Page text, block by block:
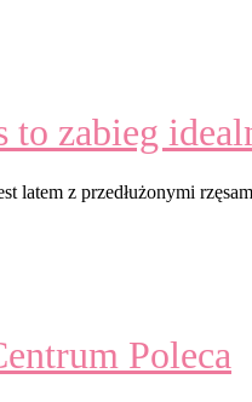
to zabieg
latem z przedłużonymi
Poleca